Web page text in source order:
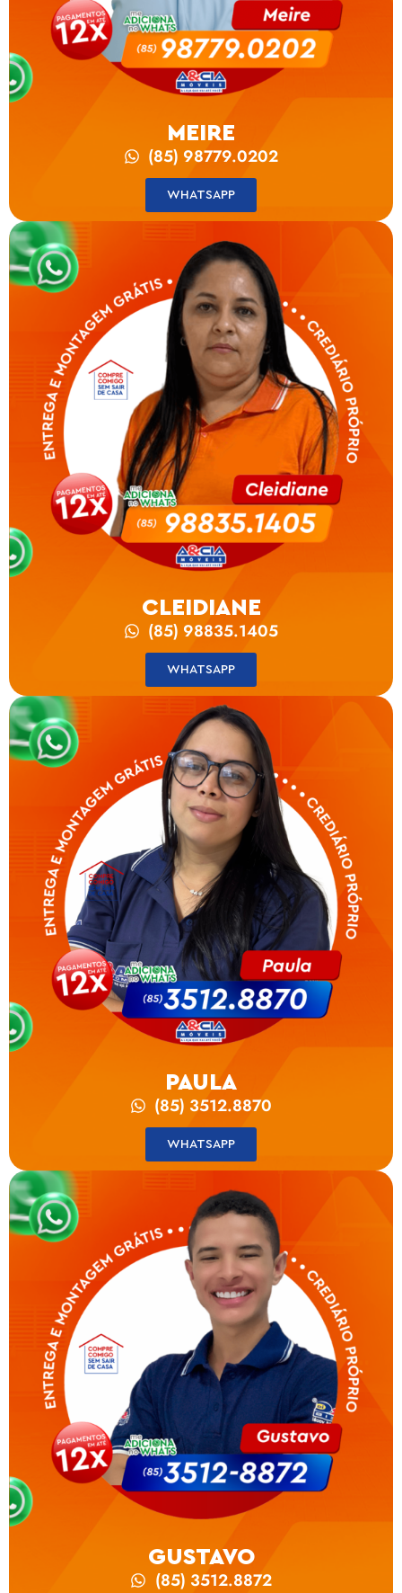
MEIRE
(85) 98779.0202
WHATSAPP
CLEIDIANE
(85) 98835.1405
WHATSAPP
PAULA
(85) 3512.8870
WHATSAPP
GUSTAVO
(85) 3512.8872